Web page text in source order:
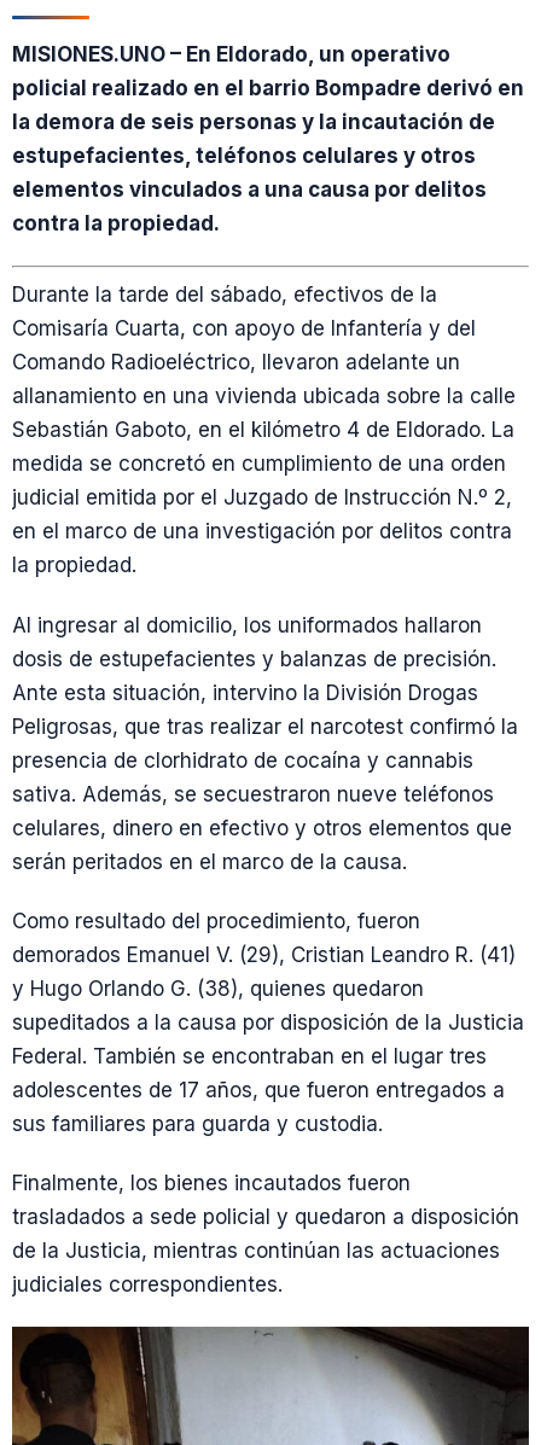
MISIONES.UNO – En Eldorado, un operativo
policial realizado en el barrio Bompadre derivó en
la demora de seis personas y la incautación de
estupefacientes, teléfonos celulares y otros
elementos vinculados a una causa por delitos
contra la propiedad.
Durante la tarde del sábado, efectivos de la
Comisaría Cuarta, con apoyo de Infantería y del
Comando Radioeléctrico, llevaron adelante un
allanamiento en una vivienda ubicada sobre la calle
Sebastián Gaboto, en el kilómetro 4 de Eldorado. La
medida se concretó en cumplimiento de una orden
judicial emitida por el Juzgado de Instrucción N.º 2,
en el marco de una investigación por delitos contra
la propiedad.
Al ingresar al domicilio, los uniformados hallaron
dosis de estupefacientes y balanzas de precisión.
Ante esta situación, intervino la División Drogas
Peligrosas, que tras realizar el narcotest confirmó la
presencia de clorhidrato de cocaína y cannabis
sativa. Además, se secuestraron nueve teléfonos
celulares, dinero en efectivo y otros elementos que
serán peritados en el marco de la causa.
Como resultado del procedimiento, fueron
demorados Emanuel V. (29), Cristian Leandro R. (41)
y Hugo Orlando G. (38), quienes quedaron
supeditados a la causa por disposición de la Justicia
Federal. También se encontraban en el lugar tres
adolescentes de 17 años, que fueron entregados a
sus familiares para guarda y custodia.
Finalmente, los bienes incautados fueron
trasladados a sede policial y quedaron a disposición
de la Justicia, mientras continúan las actuaciones
judiciales correspondientes.